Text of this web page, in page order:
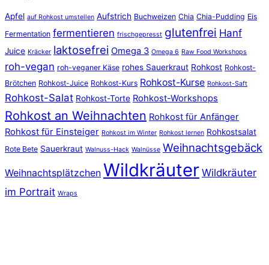
Apfel auf Rohkost umstellen Aufstrich Buchweizen Chia Chia-Pudding Eis
Fermentation fermentieren frischgepresst glutenfrei Hanf
Juice Kräcker laktosefrei Omega 3 Omega 6 Raw Food Workshops
roh-vegan roh-veganer Käse rohes Sauerkraut Rohkost Rohkost-
Brötchen Rohkost-Juice Rohkost-Kurs Rohkost-Kurse Rohkost-Saft
Rohkost-Salat Rohkost-Torte Rohkost-Workshops
Rohkost an Weihnachten Rohkost für Anfänger
Rohkost für Einsteiger Rohkost im Winter Rohkost lernen Rohkostsalat
Rote Bete Sauerkraut Walnuss-Hack Walnüsse Weihnachtsgebäck
Weihnachtsplätzchen Wildkräuter Wildkräuter
im Portrait Wraps